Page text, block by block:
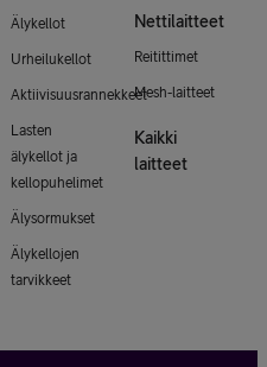
Älykellot
Urheilukellot
Aktiivisuusrannekkeet
Lasten
älykellot ja
kellopuhelimet
Älysormukset
Älykellojen
tarvikkeet
Nettilaitteet
Reitittimet
Mesh-laitteet
Kaikki
laitteet